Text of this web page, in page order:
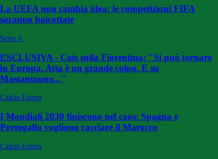
La UEFA non cambia idea: le competizioni FIFA
saranno boicottate
Serie A
ESCLUSIVA - Cois sulla Fiorentina: "Si può tornare
in Europa. Atta è un grande colpo. E su
Mastantuono..."
Calcio Estero
I Mondiali 2030 finiscono nel caos: Spagna e
Portogallo vogliono cacciare il Marocco
Calcio Estero